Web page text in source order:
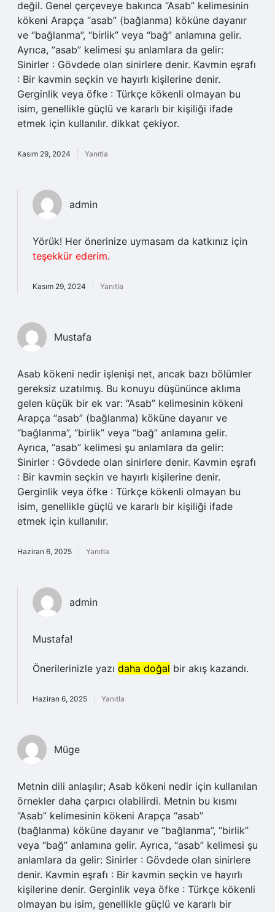
değil. Genel çerçeveye bakınca “Asab” kelimesinin
kökeni Arapça “asab” (bağlanma) köküne dayanır
ve “bağlanma”, “birlik” veya “bağ” anlamına gelir.
Ayrıca, “asab” kelimesi şu anlamlara da gelir:
Sinirler : Gövdede olan sinirlere denir. Kavmin eşrafı
: Bir kavmin seçkin ve hayırlı kişilerine denir.
Gerginlik veya öfke : Türkçe kökenli olmayan bu
isim, genellikle güçlü ve kararlı bir kişiliği ifade
etmek için kullanılır. dikkat çekiyor.
Kasım 29, 2024 Yanıtla
admin
Yörük! Her önerinize uymasam da katkınız için
teşekkür ederim.
Kasım 29, 2024 Yanıtla
Mustafa
Asab kökeni nedir işlenişi net, ancak bazı bölümler
gereksiz uzatılmış. Bu konuyu düşününce aklıma
gelen küçük bir ek var: “Asab” kelimesinin kökeni
Arapça “asab” (bağlanma) köküne dayanır ve
“bağlanma”, “birlik” veya “bağ” anlamına gelir.
Ayrıca, “asab” kelimesi şu anlamlara da gelir:
Sinirler : Gövdede olan sinirlere denir. Kavmin eşrafı
: Bir kavmin seçkin ve hayırlı kişilerine denir.
Gerginlik veya öfke : Türkçe kökenli olmayan bu
isim, genellikle güçlü ve kararlı bir kişiliği ifade
etmek için kullanılır.
Haziran 6, 2025 Yanıtla
admin
Mustafa!
Önerilerinizle yazı daha doğal bir akış kazandı.
Haziran 6, 2025 Yanıtla
Müge
Metnin dili anlaşılır; Asab kökeni nedir için kullanılan
örnekler daha çarpıcı olabilirdi. Metnin bu kısmı
“Asab” kelimesinin kökeni Arapça “asab”
(bağlanma) köküne dayanır ve “bağlanma”, “birlik”
veya “bağ” anlamına gelir. Ayrıca, “asab” kelimesi şu
anlamlara da gelir: Sinirler : Gövdede olan sinirlere
denir. Kavmin eşrafı : Bir kavmin seçkin ve hayırlı
kişilerine denir. Gerginlik veya öfke : Türkçe kökenli
olmayan bu isim, genellikle güçlü ve kararlı bir